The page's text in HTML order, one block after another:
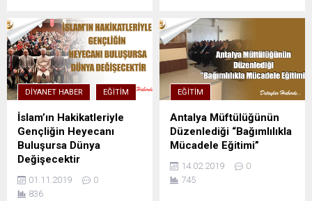
DIYANET HABER EĞITIM
İslam’ın Hakikatleriyle
Gençliğin Heyecanı
Buluşursa Dünya
Değişecektir
01.11.2019
0
836
EĞITIM
Antalya Müftülüğünün
Düzenlediği “Bağımlılıkla
Mücadele Eğitimi”
14.02.2019
0
745